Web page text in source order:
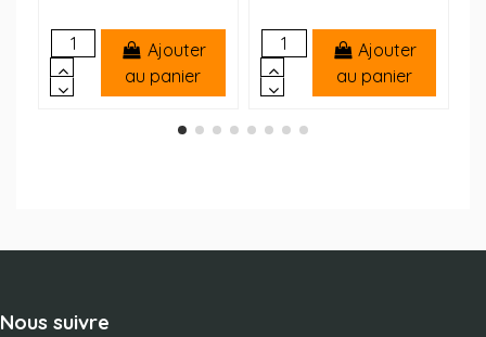
Ajouter
au panier
Ajouter
au panier
Nous suivre